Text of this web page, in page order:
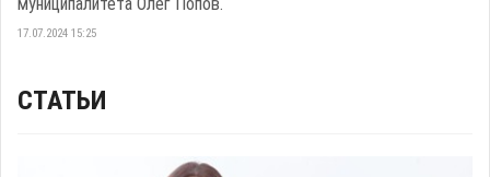
17.07.2024 15:25
СТАТЬИ